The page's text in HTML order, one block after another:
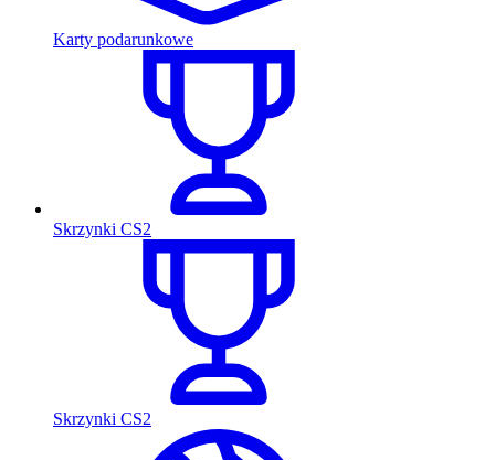
Karty podarunkowe
Skrzynki CS2
Skrzynki CS2